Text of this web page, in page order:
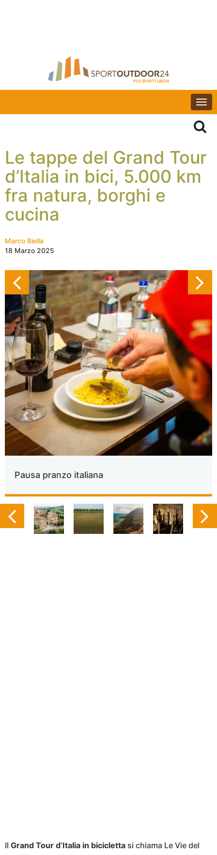
Le tappe del Grand Tour
d’Italia in bici, 5.000 km
fra natura, borghi e
cucina
Marco Biella
18 Marzo 2025
Pausa pranzo italiana
Il Grand Tour d’Italia in bicicletta si chiama Le Vie del